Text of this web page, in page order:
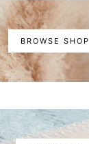
BROWSE SHOP